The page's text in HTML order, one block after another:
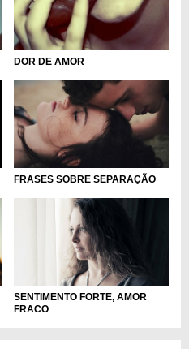
DOR DE AMOR
FRASES SOBRE SEPARAÇÃO
SENTIMENTO FORTE, AMOR
FRACO